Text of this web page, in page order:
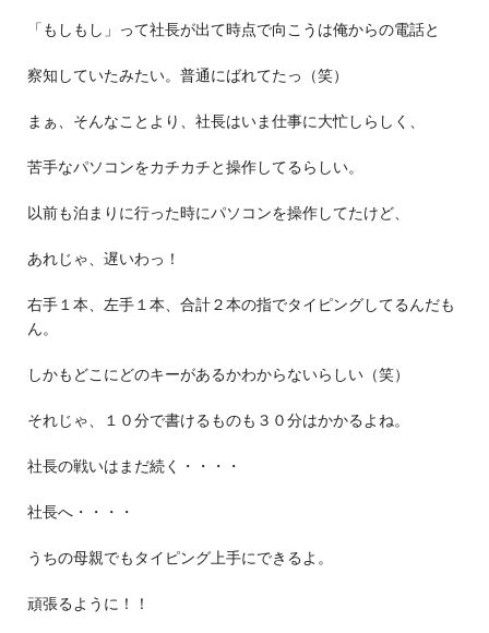
「もしもし」って社長が出て時点で向こうは俺からの電話と
察知していたみたい。普通にばれてたっ（笑）
まぁ、そんなことより、社長はいま仕事に大忙しらしく、
苦手なパソコンをカチカチと操作してるらしい。
以前も泊まりに行った時にパソコンを操作してたけど、
あれじゃ、遅いわっ！
右手１本、左手１本、合計２本の指でタイピングしてるんだも
ん。
しかもどこにどのキーがあるかわからないらしい（笑）
それじゃ、１０分で書けるものも３０分はかかるよね。
社長の戦いはまだ続く・・・・
社長へ・・・・
うちの母親でもタイピング上手にできるよ。
頑張るように！！